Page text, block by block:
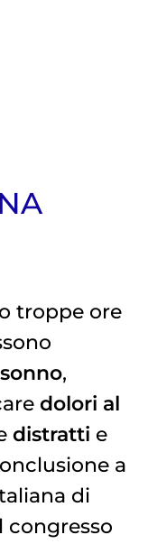
troppe ore
sonno,
dolori al
distratti e
a
di
congresso